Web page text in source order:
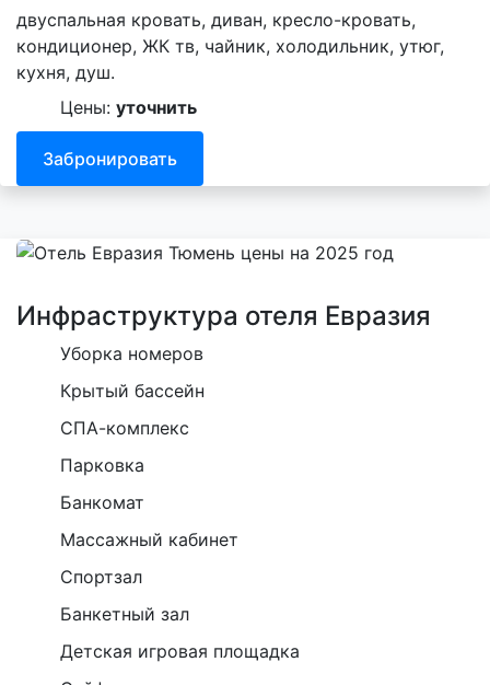
двуспальная кровать, диван, кресло-кровать,
кондиционер, ЖК тв, чайник, холодильник, утюг,
кухня, душ.
Цены: уточнить
Забронировать
Инфраструктура отеля Евразия
Уборка номеров
Крытый бассейн
СПА-комплекс
Парковка
Банкомат
Массажный кабинет
Спортзал
Банкетный зал
Детская игровая площадка